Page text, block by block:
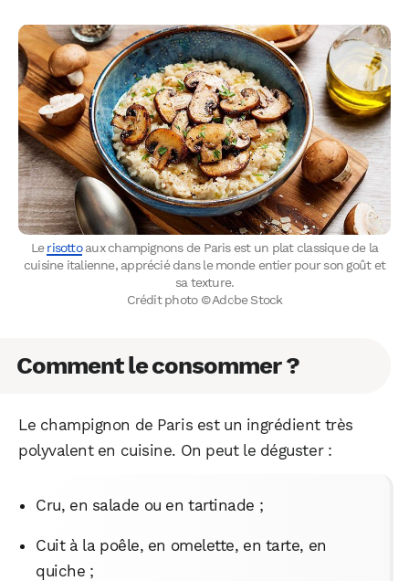
Lerisottoaux champignons de Paris est un plat classique de la
cuisine italienne, apprécié dans le monde entier pour son goût et
sa texture.
Crédit photo © Adobe Stock
Comment le consommer ?
Le champignon de Paris est un ingrédient très
polyvalent en cuisine. On peut le déguster :
Cru, en salade ou en tartinade ;
Cuit à la poêle, en omelette, en tarte, en
quiche ;
WhatsApp Telegram Email
Facebook X LinkedIn